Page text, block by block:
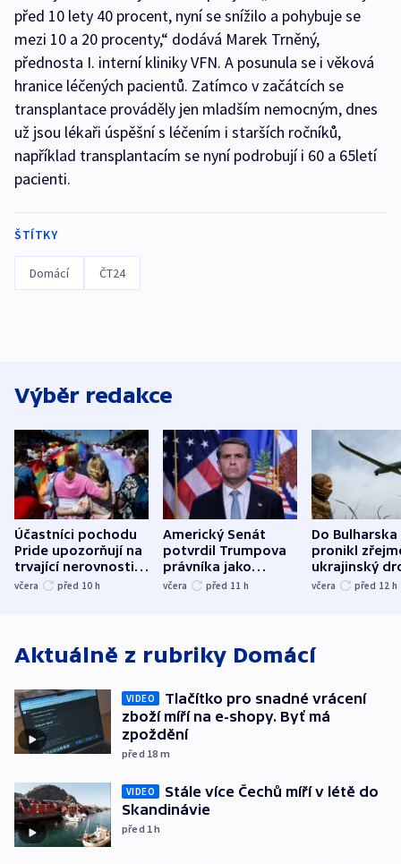
před 10 lety 40 procent, nyní se snížilo a pohybuje se
mezi 10 a 20 procenty,“ dodává Marek Trněný,
přednosta I. interní kliniky VFN. A posunula se i věková
hranice léčených pacientů. Zatímco v začátcích se
transplantace prováděly jen mladším nemocným, dnes
už jsou lékaři úspěšní s léčením i starších ročníků,
například transplantacím se nyní podrobují i 60 a 65letí
pacienti.
ŠTÍTKY
Domácí ČT24
Výběr redakce
Účastníci pochodu
Pride upozorňují na
trvající nerovnosti i
společenskou
včera před 10 h
Americký Senát
potvrdil Trumpova
právníka jako
ministra
včera před 11 h
Do Bulharska
pronikl
ukrajinský
explodoval
včera před 12 h
Aktuálně z rubriky Domácí
VIDEO
Tlačítko pro snadné vrácení
zboží míří na e-shopy. Byť má
zpoždění
před 18 m
VIDEO
Stále více Čechů míří v létě do
Skandinávie
před 1h